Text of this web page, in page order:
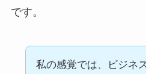
です。
私の感覚では、ビジネ